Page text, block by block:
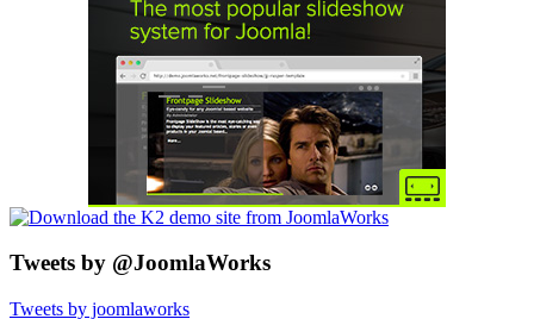
Tweets by @JoomlaWorks
Tweets by joomlaworks